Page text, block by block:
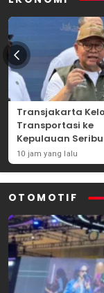
Transjakarta
Transportasi ke
Kepulauan
2027, Pramono:
Mudah dan
10 jam yang lalu
OTOMOTIF